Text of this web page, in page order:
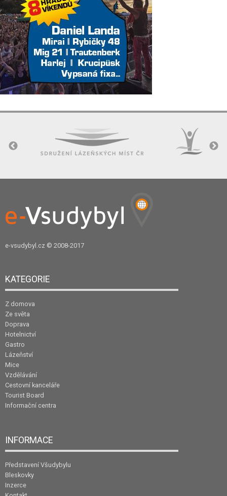
e-vsudybyl.cz © 2008-2017
KATEGORIE
Z domova
Ze světa
Doprava
Hotelnictví
Gastro
Lázeňství
Mice
Vzdělávání
Cestovní kanceláře
Tourist Board
Informační centra
INFORMACE
Představení Všudybylu
Bleskovky
Inzerce